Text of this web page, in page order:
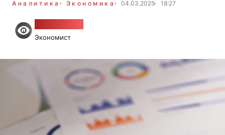
Аналитика Экономика 04.03.2025 18:27
Экономист